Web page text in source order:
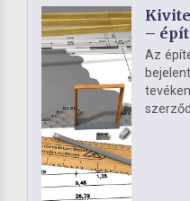
–
Az